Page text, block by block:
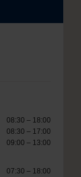
08:30 – 18:00
08:30 – 17:00
09:00 – 13:00
07:30 – 18:00